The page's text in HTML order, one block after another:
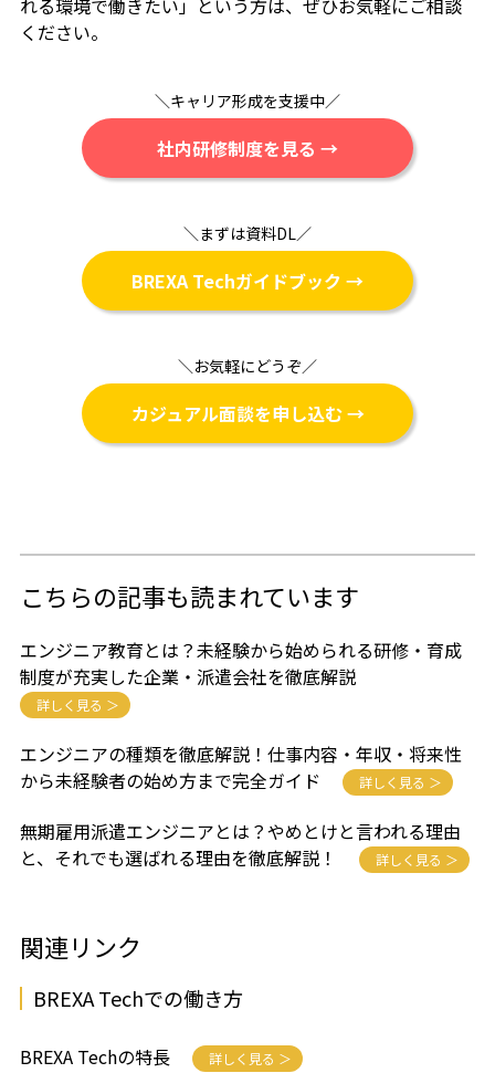
ください。
＼キャリア形成を支援中／
社内研修制度を見る →
＼まずは資料DL／
BREXA Techガイドブック →
＼お気軽にどうぞ／
カジュアル面談を申し込む →
こちらの記事も読まれています
エンジニア教育とは？未経験から始められる研修・育成
制度が充実した企業・派遣会社を徹底解説
詳しく見る ＞
エンジニアの種類を徹底解説！仕事内容・年収・将来性
から未経験者の始め方まで完全ガイド
詳しく見る ＞
無期雇用派遣エンジニアとは？やめとけと言われる理由
と、それでも選ばれる理由を徹底解説！
詳しく見る ＞
関連リンク
BREXA Techでの働き方
BREXA Techの特長 詳しく見る ＞